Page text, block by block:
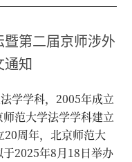
第二届京师涉外
通知
学学科，2005年成立
范大学法学学科建立
周年，北京师范大
2025年8月18日举办